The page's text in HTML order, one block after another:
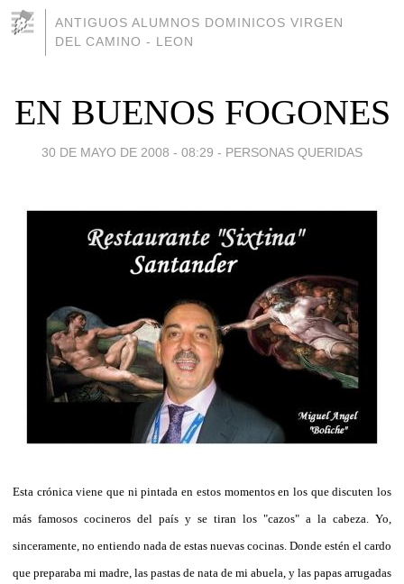
ANTIGUOS ALUMNOS DOMINICOS VIRGEN
DEL CAMINO - LEON
EN BUENOS FOGONES
30 DE MAYO DE 2008 - 08:29 - PERSONAS QUERIDAS
Esta crónica viene que ni pintada en estos momentos en los que discuten los
más famosos cocineros del país y se tiran los "cazos" a la cabeza. Yo,
sinceramente, no entiendo nada de estas nuevas cocinas. Donde estén el cardo
que preparaba mi madre, las pastas de nata de mi abuela, y las papas arrugadas